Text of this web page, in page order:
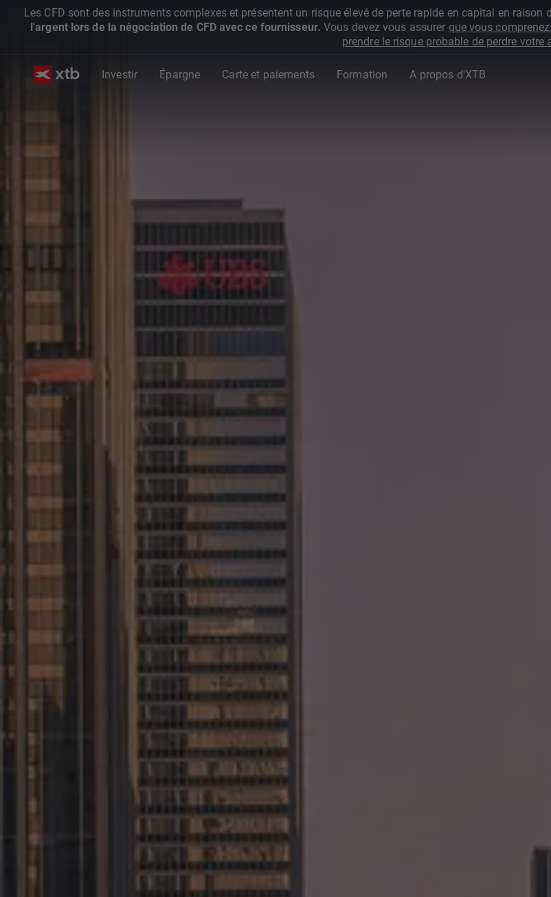
Les CFD sont des instruments complexes et présentent un risque élevé de perte rapide en capital en raison
l'argent lors de la négociation de CFD avec ce fournisseur. Vous devez vous assurer que vous
prendre le risque probable de perdre votre
Investir Épargne Carte et paiements Formation A propos d'XTB